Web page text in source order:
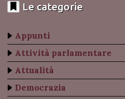
Le categorie
Appunti
Attività parlamentare
Attualità
Democrazia